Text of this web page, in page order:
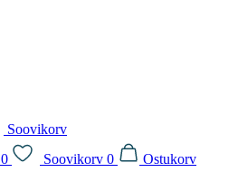
Soovikorv
0 Soovikorv 0 Ostukorv